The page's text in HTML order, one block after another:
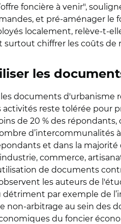
foncière à venir",
et pré-aménager le
localement, relève-t-
surtout chiffrer les coûts de
les
les documents
activités reste tolérée pour
de 20 % des répondants,
d’intercommunalités
et dans la majorité
commerce,
de documents
les auteurs de
par exemple de
non-arbitrage au sein des
du foncier